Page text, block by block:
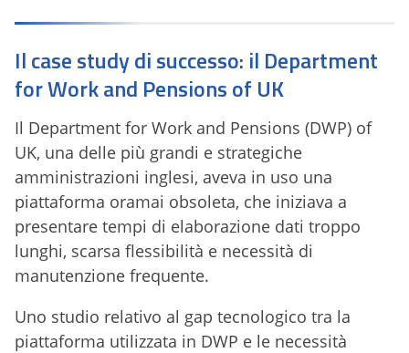
Il case study di successo: il Department
for Work and Pensions of UK
Il Department for Work and Pensions (DWP) of
UK, una delle più grandi e strategiche
amministrazioni inglesi, aveva in uso una
piattaforma oramai obsoleta, che iniziava a
presentare tempi di elaborazione dati troppo
lunghi, scarsa flessibilità e necessità di
manutenzione frequente.
Uno studio relativo al gap tecnologico tra la
piattaforma utilizzata in DWP e le necessità